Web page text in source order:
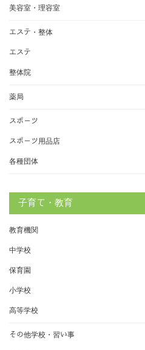
美容室・理容室
エステ・整体
エステ
整体院
薬局
スポーツ
スポーツ用品店
各種団体
子育て・教育
教育機関
中学校
保育園
小学校
高等学校
その他学校・習い事